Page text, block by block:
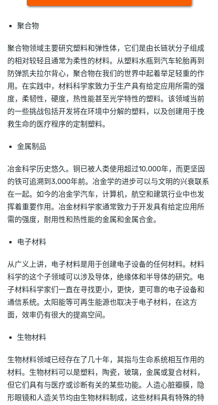
聚合物
聚合物领域主要研究塑料和弹性体，它们是由长链状分子组成
的相对较轻且通常为柔性的材料。从塑料水瓶到汽车轮胎再到
防弹凯夫拉尔背心，聚合物在我们的世界中起着举足轻重的作
用。在实践中，材料科学家致力于生产具有给定应用所需的强
度，柔韧性，硬度，热性能甚至光学特性的塑料。该领域当前
的一些挑战包括开发将在环境中分解的塑料，以及创建用于挽
救生命的医疗程序的定制塑料。
金属制品
冶金科学历史悠久。铜已被人类使用超过10,000年，而更坚固
的铁可追溯到3,000年前。冶金学的进步可以与文明的兴衰联系
在一起。如今的冶金学汽车，计算机，航空和建筑行业中也发
挥着重要作用。冶金材料学家通常致力于开发具有给定应用所
需的强度，耐用性和热性能的金属和金属合金。
电子材料
从广义上讲，电子材料是用于创建电子设备的任何材料。材料
科学的这个子领域可以涉及导体，绝缘体和半导体的研究。电
子材料科学家们一直在寻找更小，更快，更可靠的电子设备和
通信系统。太阳能等可再生能源也取决于电子材料，在这方
面，效率仍有很大的提高空间。
生物材料
生物材料领域已经存在了几十年，其指与生命系统相互作用的
材料。生物材料可以是塑料，陶瓷，玻璃，金属或复合材料，
但它们具有与医疗或诊断有关的某些功能。人造心脏瓣膜，隐
形眼镜和人造关节均由生物材料制成，这些材料具有特殊的特